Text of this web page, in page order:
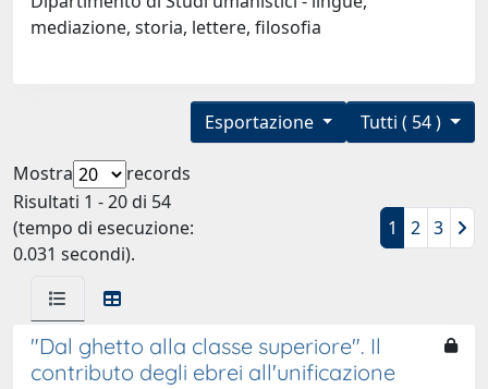
mediazione, storia, lettere, filosofia
Tutti ( 54 )
Esportazione
Mostra
records
Risultati 1 - 20 di 54
(tempo di esecuzione:
0.031 secondi).
1 2 3
"Dal ghetto alla classe superiore". Il
contributo degli ebrei all'unificazione